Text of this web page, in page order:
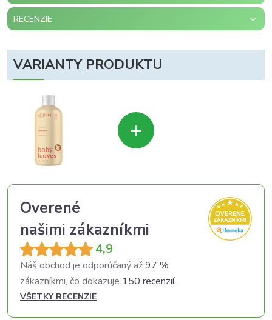
RECENZIE
VARIANTY PRODUKTU
+
Overené
našimi zákazníkmi
4,9
Náš obchod je odporúčaný až97 %
zákazníkmi, čo dokazuje 150 recenzií.
VŠETKY RECENZIE